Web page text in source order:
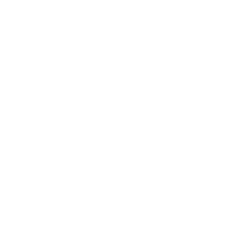
aparat pentru preparare ceai / cafea, fier si masa de calcat,